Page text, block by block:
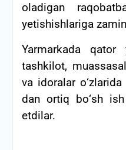
oladigan
yetishishlariga
Yarmarkada
tashkilot,
va idoralar
dan ortiq bо‘sh
etdilar.